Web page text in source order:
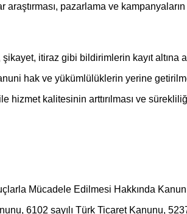
araştırması, pazarlama ve kampanyaların
itiraz gibi bildirimlerin kayıt altına
hak ve yükümlülüklerin yerine
hizmet kalitesinin arttırılması ve
Mücadele Edilmesi Hakkında
6102 sayılı Türk Ticaret Kanunu,